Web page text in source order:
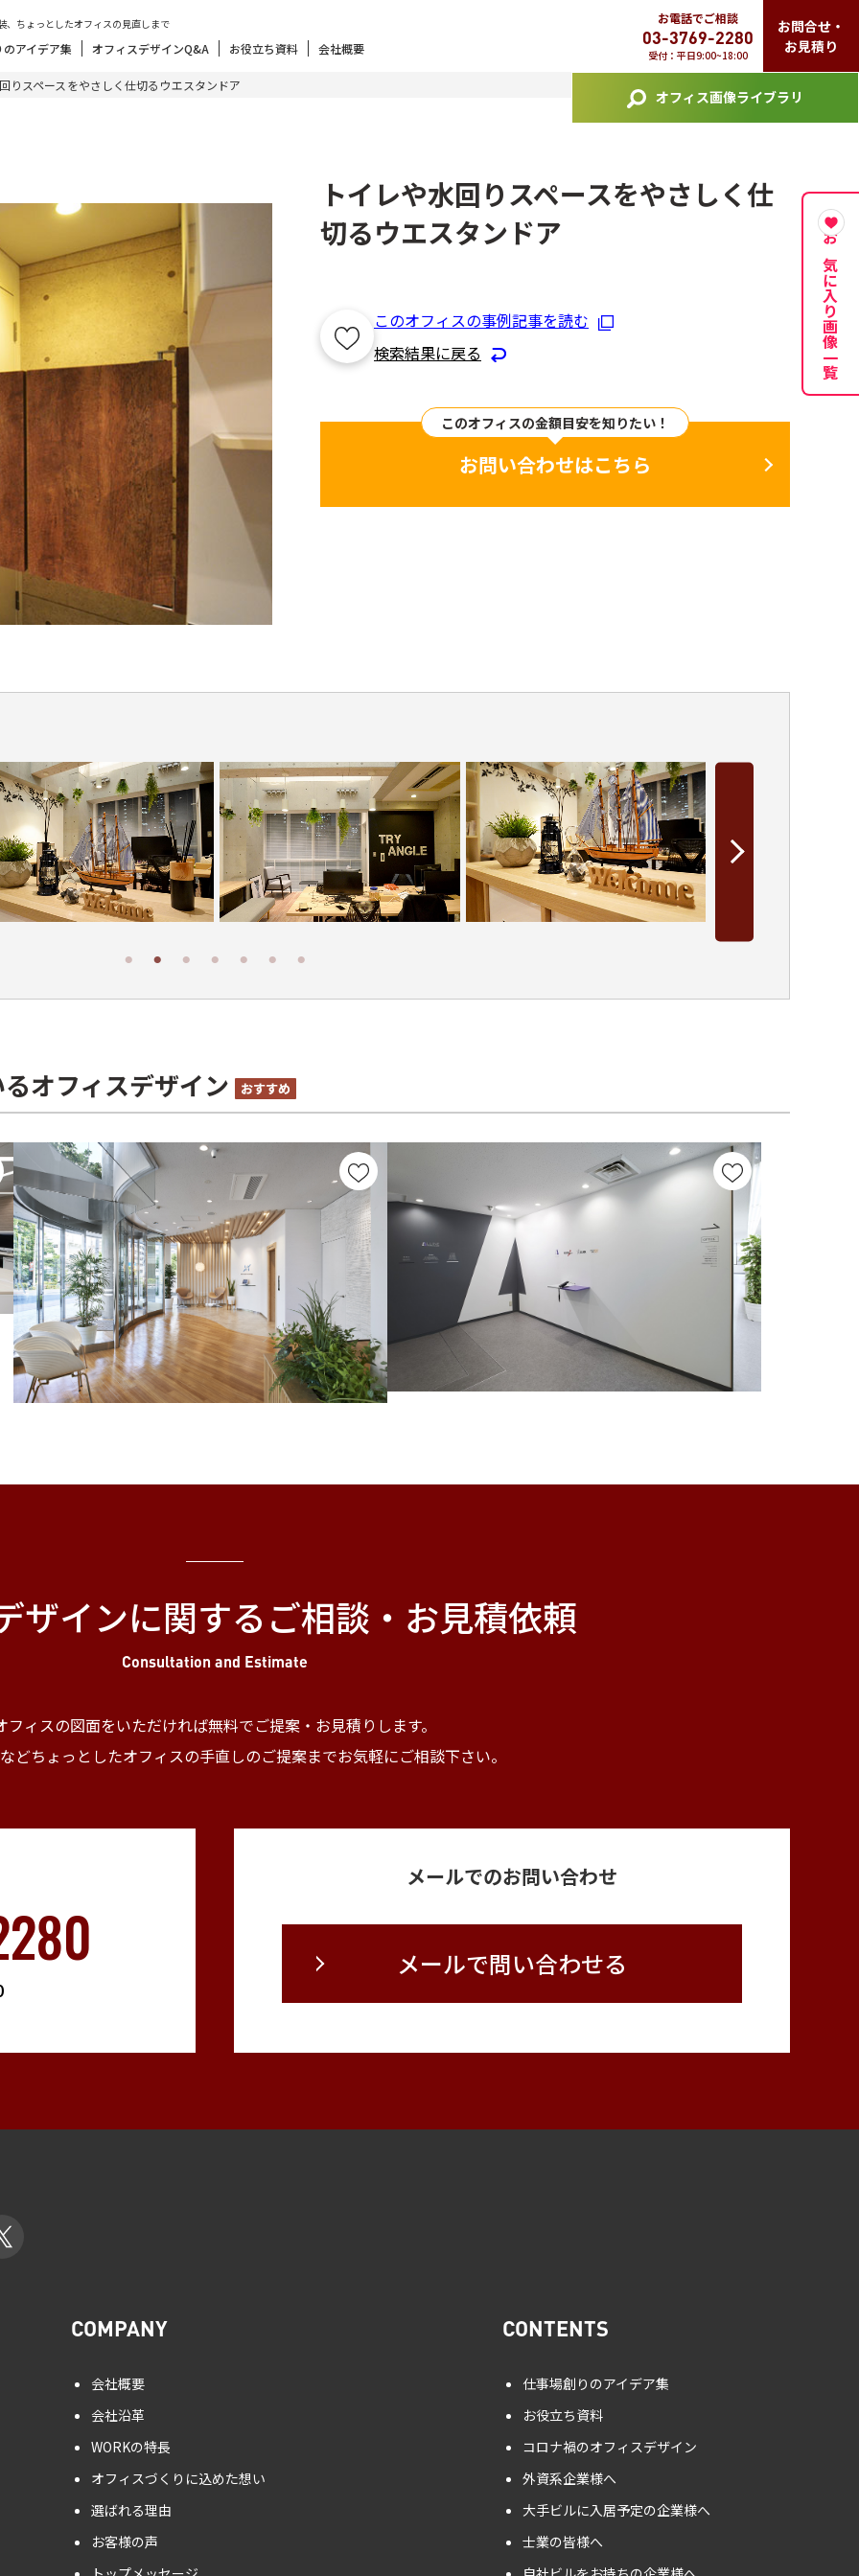
、ちょっとしたオフィスの見直しまで
アイデア集 オフィスデザインQ&A お役立ち資料 会社概要
お電話でご相談
03-3769-2280
受付：平日9:00~18:00
お問合せ・
お見積り
オフィス画像ライブラリ
りスペースをやさしく仕切るウエスタンドア
トイレや水回りスペースをやさしく仕
切るウエスタンドア
このオフィスの事例記事を読む
検索結果に戻る
このオフィスの金額目安を知りたい！
お問い合わせはこちら
オフィスデザイン
ザインに関するご相談・お見積依頼
Consultation and Estimate
フィスの図面をいただければ無料でご提案・ お見積りします。
どちょっとしたオフィスの手直しのご提案までお気軽にご相談下さい。
メールでのお問い合わせ
メールで問い合わせる
お気に入り画像一覧
COMPANY
会社概要
会社沿革
WORKの特長
オフィスづくりに込めた想い
選ばれる理由
お客様の声
CONTENTS
仕事場創りのアイデア集
お役立ち資料
コロナ禍のオフィスデザイン
外資系企業様へ
大手ビルに入居予定の企業様へ
士業の皆様へ